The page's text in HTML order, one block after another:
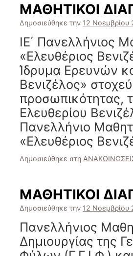
ΜΑΘΗΤΙΚΟΙ
Δημοσιεύθηκε την 12 Νοεμβρίου
ΙΕ΄ Πανελλήνιος
«Ελευθέριος
Ίδρυμα Ερευνών
Βενιζέλος»
προσωπικότητας,
Ελευθερίου
Πανελλήνιο
«Ελευθέριος
Δημοσιεύθηκε στη
ΜΑΘΗΤΙΚΟΙ
Δημοσιεύθηκε την 12 Νοεμβρίου
Πανελλήνιος
Δημιουργίας της